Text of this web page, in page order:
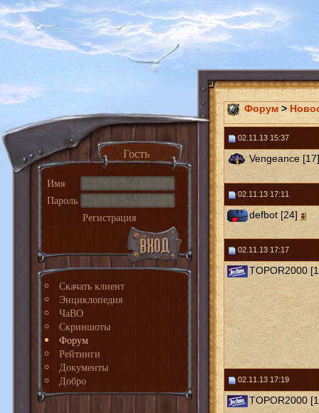
Гость
Имя
Пароль
Регистрация
Скачать клиент
Энциклопедия
ЧаВО
Скриншоты
Форум
Рейтинги
Документы
Добро
Форум >
02.11.13 15:37
Vengeance [17]
02.11.13 17:11
defbot [24]
02.11.13 17:17
TOPOR2000
02.11.13 17:19
TOPOR2000